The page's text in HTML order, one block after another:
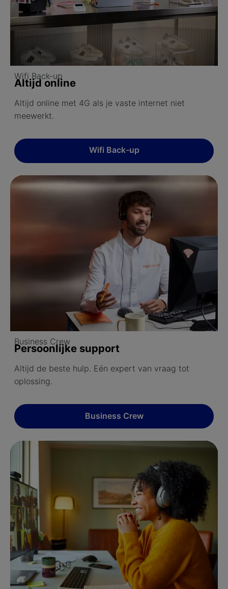
Wifi Back-up
Altijd online
Altijd online met 4G als je vaste internet niet
meewerkt.
Wifi Back-up
Business Crew
Persoonlijke support
Altijd de beste hulp. Eén expert van vraag tot
oplossing.
Business Crew